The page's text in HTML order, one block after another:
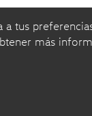
Volkswagen, A.
tus
más